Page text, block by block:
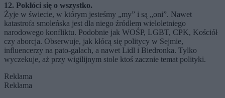
12. Pokłóci się o wszystko.
Żyje w świecie, w którym jesteśmy „my” i są „oni”. Nawet
katastrofa smoleńska jest dla niego źródłem wieloletniego
narodowego konfliktu. Podobnie jak WOŚP, LGBT, CPK, Kościół
czy aborcja. Obserwuje, jak kłócą się politycy w Sejmie,
influencerzy na pato-galach, a nawet Lidl i Biedronka. Tylko
wyczekuje, aż przy wigilijnym stole ktoś zacznie temat polityki.
Reklama
Reklama